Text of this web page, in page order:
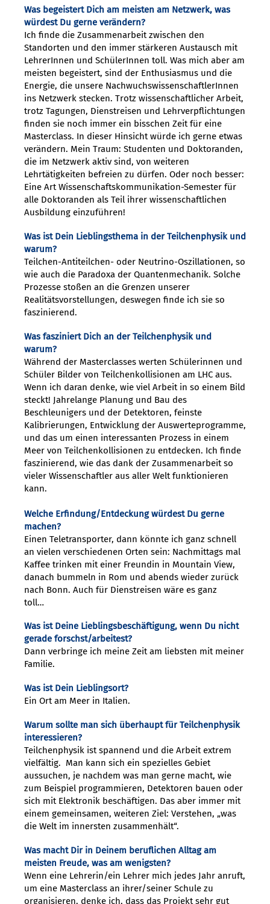
Was begeistert Dich am meisten am Netzwerk, was
würdest Du gerne verändern?
Ich finde die Zusammenarbeit zwischen den
Standorten und den immer stärkeren Austausch mit
LehrerInnen und SchülerInnen toll. Was mich aber am
meisten begeistert, sind der Enthusiasmus und die
Energie, die unsere NachwuchswissenschaftlerInnen
ins Netzwerk stecken. Trotz wissenschaftlicher Arbeit,
trotz Tagungen, Dienstreisen und Lehrverpflichtungen
finden sie noch immer ein bisschen Zeit für eine
Masterclass. In dieser Hinsicht würde ich gerne etwas
verändern. Mein Traum: Studenten und Doktoranden,
die im Netzwerk aktiv sind, von weiteren
Lehrtätigkeiten befreien zu dürfen. Oder noch besser:
Eine Art Wissenschaftskommunikation-Semester für
alle Doktoranden als Teil ihrer wissenschaftlichen
Ausbildung einzuführen!
Was ist Dein Lieblingsthema in der Teilchenphysik und
warum?
Teilchen-Antiteilchen- oder Neutrino-Oszillationen, so
wie auch die Paradoxa der Quantenmechanik. Solche
Prozesse stoßen an die Grenzen unserer
Realitätsvorstellungen, deswegen finde ich sie so
faszinierend.
Was fasziniert Dich an der Teilchenphysik und
warum?
Während der Masterclasses werten Schülerinnen und
Schüler Bilder von Teilchenkollisionen am LHC aus.
Wenn ich daran denke, wie viel Arbeit in so einem Bild
steckt! Jahrelange Planung und Bau des
Beschleunigers und der Detektoren, feinste
Kalibrierungen, Entwicklung der Auswerteprogramme,
und das um einen interessanten Prozess in einem
Meer von Teilchenkollisionen zu entdecken. Ich finde
faszinierend, wie das dank der Zusammenarbeit so
vieler Wissenschaftler aus aller Welt funktionieren
kann.
Welche Erfindung/Entdeckung würdest Du gerne
machen?
Einen Teletransporter, dann könnte ich ganz schnell
an vielen verschiedenen Orten sein: Nachmittags mal
Kaffee trinken mit einer Freundin in Mountain View,
danach bummeln in Rom und abends wieder zurück
nach Bonn. Auch für Dienstreisen wäre es ganz
toll…
Was ist Deine Lieblingsbeschäftigung, wenn Du nicht
gerade forschst/arbeitest?
Dann verbringe ich meine Zeit am liebsten mit meiner
Familie.
Was ist Dein Lieblingsort?
Ein Ort am Meer in Italien.
Warum sollte man sich überhaupt für Teilchenphysik
interessieren?
Teilchenphysik ist spannend und die Arbeit extrem
vielfältig. Man kann sich ein spezielles Gebiet
aussuchen, je nachdem was man gerne macht, wie
zum Beispiel programmieren, Detektoren bauen oder
sich mit Elektronik beschäftigen. Das aber immer mit
einem gemeinsamen, weiteren Ziel: Verstehen, „was
die Welt im innersten zusammenhält“.
Was macht Dir in Deinem beruflichen Alltag am
meisten Freude, was am wenigsten?
Wenn eine Lehrerin/ein Lehrer mich jedes Jahr anruft,
um eine Masterclass an ihrer/seiner Schule zu
organisieren, denke ich, dass das Projekt sehr gut